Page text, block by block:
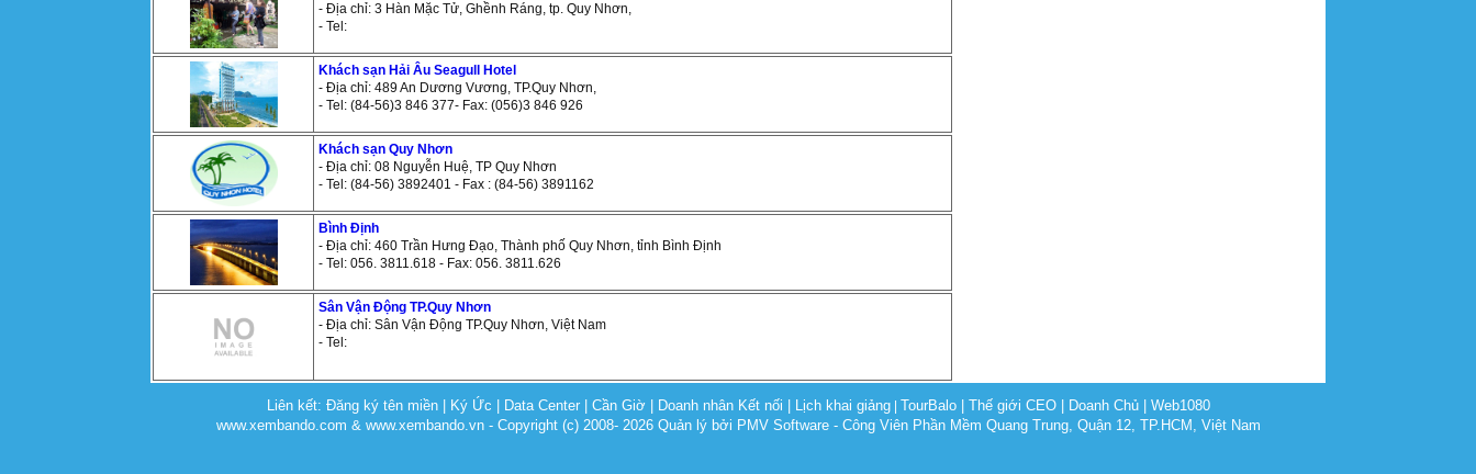
- Địa chỉ: 3 Hàn Mặc Tử, Ghềnh Ráng, tp. Quy Nhơn,
- Tel:
Khách sạn Hải Âu Seagull Hotel
- Địa chỉ: 489 An Dương Vương, TP.Quy Nhơn,
- Tel: (84-56)3 846 377- Fax: (056)3 846 926
Khách sạn Quy Nhơn
- Địa chỉ: 08 Nguyễn Huệ, TP Quy Nhơn
- Tel: (84-56) 3892401 - Fax : (84-56) 3891162
Bình Định
- Địa chỉ: 460 Trần Hưng Đạo, Thành phố Quy Nhơn, tỉnh Bình Định
- Tel: 056. 3811.618 - Fax: 056. 3811.626
Sân Vận Động TP.Quy Nhơn
- Địa chỉ: Sân Vận Động TP.Quy Nhơn, Việt Nam
- Tel:
Liên kết: Đăng ký tên miền Ký Ức Data Center Cần Giờ Doanh nhân Kết nối Lịch khai giảng| TourBalo Thế giới CEO Doanh Chủ
Web1080
www.xembando.com & www.xembando.vn - Copyright (c) 2008- 2026 Quản lý bởi PMV Software - Công Viên Phần Mềm Quang Trung, Quận 12, TP.HCM, Việt Nam